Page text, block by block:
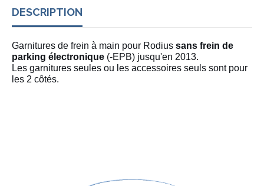
DESCRIPTION
Garnitures de frein à main pour Rodius sans frein de
parking électronique (-EPB) jusqu'en 2013.
Les garnitures seules ou les accessoires seuls sont pour
les 2 côtés.